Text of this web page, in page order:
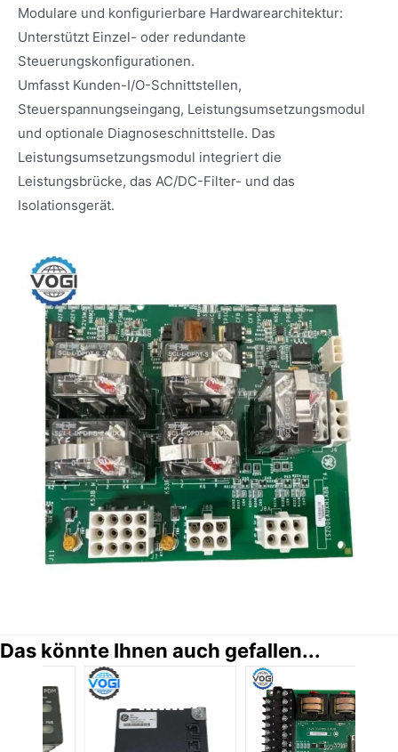
Modulare und konfigurierbare Hardwarearchitektur:
Unterstützt Einzel- oder redundante
Steuerungskonfigurationen.
Umfasst Kunden-I/O-Schnittstellen,
Steuerspannungseingang, Leistungsumsetzungsmodul
und optionale Diagnoseschnittstelle. Das
Leistungsumsetzungsmodul integriert die
Leistungsbrücke, das AC/DC-Filter- und das
Isolationsgerät.
Das könnte Ihnen auch gefallen...